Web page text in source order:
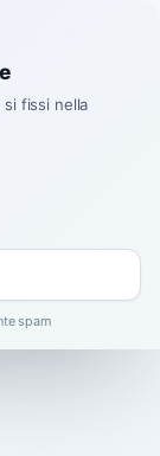
fissi nella
spam